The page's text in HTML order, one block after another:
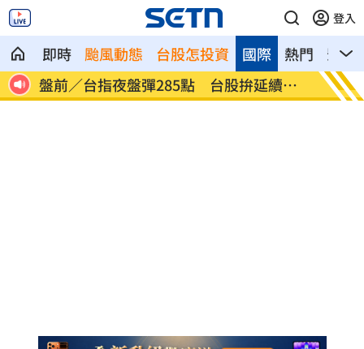
登入
即時 颱風動態 台股怎投資 熱門 影音
國際
送
盤前／台指夜盤彈285點 台股拚延續反
彈
美股
點